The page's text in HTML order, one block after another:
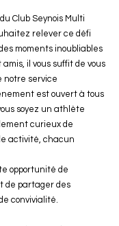
Club Seynois Multi
relever ce défi
moments inoubliables
il vous suffit de vous
notre service
est ouvert à tous
soyez un athlète
curieux de
activité, chacun
opportunité de
de partager des
convivialité.